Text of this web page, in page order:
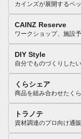
カインズが展開するペ
CAINZ Reserve
ワークショップ、施設
DIY Style
自分でものづくりした
くらシェア
商品を組み合わせたく
トラノテ
資材調達のプロ向け通